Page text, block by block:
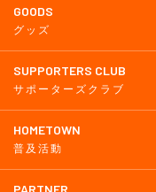
GOODS
グッズ
SUPPORTERS CLUB
サポーターズクラブ
HOMETOWN
普及活動
PARTNER